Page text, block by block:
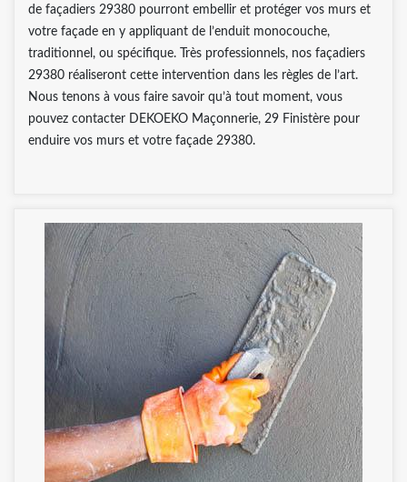
de façadiers 29380 pourront embellir et protéger vos murs et
votre façade en y appliquant de l’enduit monocouche,
traditionnel, ou spécifique. Très professionnels, nos façadiers
29380 réaliseront cette intervention dans les règles de l’art.
Nous tenons à vous faire savoir qu’à tout moment, vous
pouvez contacter DEKOEKO Maçonnerie, 29 Finistère pour
enduire vos murs et votre façade 29380.